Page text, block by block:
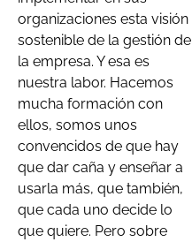
organizaciones esta visión
sostenible de la gestión de
la empresa. Y esa es
nuestra labor. Hacemos
mucha formación con
ellos, somos unos
convencidos de que hay
que dar caña y enseñar a
usarla más, que también,
que cada uno decide lo
que quiere. Pero sobre